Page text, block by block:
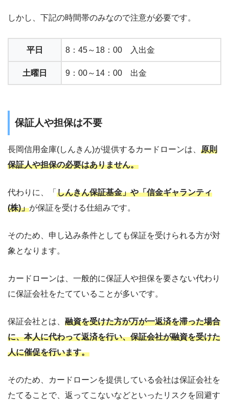
しかし、下記の時間帯のみなので注意が必要です。
平日 8：45～18：00 入出金
土曜日 9：00～14：00 出金
保証人や担保は不要
長岡信用金庫(しんきん)が提供するカードローンは、 原則
保証人や担保の必要はありません。
代わりに、「 しんきん保証基金」や「信金ギャランティ
(株)」が保証を受ける仕組みです。
そのため、申し込み条件としても保証を受けられる方が対
象となります。
カードローンは、一般的に保証人や担保を要さない代わり
に保証会社をたてていることが多いです。
保証会社とは、 融資を受けた方が万が一返済を滞った場合
に、本人に代わって返済を行い、保証会社が融資を受けた
人に催促を行います。
そのため、カードローンを提供している会社は保証会社を
たてることで、返ってこないなどといったリスクを回避す